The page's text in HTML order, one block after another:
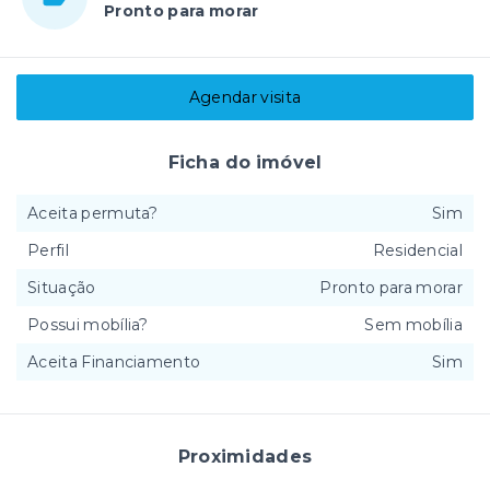
Pronto para morar
Proximidades
Agendar visita
Ficha do imóvel
Aceita permuta?
Sim
Perfil
Residencial
Situação
Pronto para morar
Possui mobília?
Sem mobília
Aceita Financiamento
Sim